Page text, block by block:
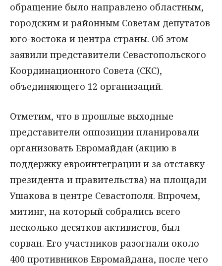
обращение было направлено областным,
городским и районным Советам депутатов
юго-востока и центра страны. Об этом
заявили представители Севастопольского
Координационного Совета (СКС),
объединяющего 12 организаций.
Отметим, что в прошлые выходные
представители оппозиции планировали
организовать Евромайдан (акцию в
поддержку евроинтеграции и за отставку
президента и правительства) на площади
Ушакова в центре Севастополя. Впрочем,
митинг, на который собрались всего
несколько десятков активистов, был
сорван. Его участников разогнали около
400 противников Евромайдана, после чего